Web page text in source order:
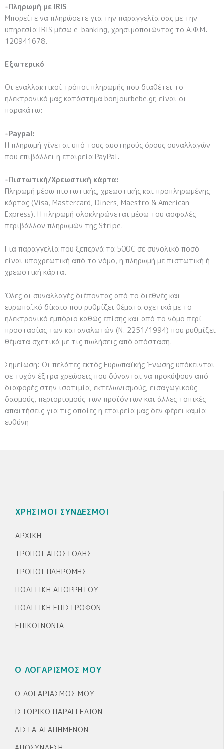
-Πληρωμή με IRIS
Μπορείτε να πληρώσετε για την παραγγελία σας με την
υπηρεσία IRIS μέσω e-banking, χρησιμοποιώντας το Α.Φ.Μ.
120941678.
Εξωτερικό
Οι εναλλακτικοί τρόποι πληρωμής που διαθέτει το
ηλεκτρονικό μας κατάστημα bonjourbebe.gr, είναι οι
παρακάτω:
-Paypal:
Η πληρωμή γίνεται υπό τους αυστηρούς όρους συναλλαγών
που επιβάλλει η εταιρεία PayPal.
-Πιστωτική/Χρεωστική κάρτα:
Πληρωμή μέσω πιστωτικής, χρεωστικής και προπληρωμένης
κάρτας (Visa, Mastercard, Diners, Maestro & American
Express). Η πληρωμή ολοκληρώνεται μέσω του ασφαλές
περιβάλλον πληρωμών της Stripe.
Για παραγγελία που ξεπερνά τα 500€ σε συνολικό ποσό
είναι υποχρεωτική από το νόμο, η πληρωμή με πιστωτική ή
χρεωστική κάρτα.
Όλες οι συναλλαγές διέποντας από το διεθνές και
ευρωπαϊκό δίκαιο που ρυθμίζει θέματα σχετικά με το
ηλεκτρονικό εμπόριο καθώς επίσης και από το νόμο περί
προστασίας των καταναλωτών (Ν. 2251/1994) που ρυθμίζει
θέματα σχετικά με τις πωλήσεις από απόσταση.
Σημείωση: Οι πελάτες εκτός Ευρωπαϊκής Ένωσης υπόκεινται
σε τυχόν έξτρα χρεώσεις που δύνανται να προκύψουν από
διαφορές στην ισοτιμία, εκτελωνισμούς, εισαγωγικούς
δασμούς, περιορισμούς των προϊόντων και άλλες τοπικές
απαιτήσεις για τις οποίες η εταιρεία μας δεν φέρει καμία
ευθύνη
ΧΡΗΣΙΜΟΙ ΣΥΝΔΕΣΜΟΙ
ΑΡΧΙΚΉ
ΤΡΌΠΟΙ ΑΠΟΣΤΟΛΉΣ
ΤΡΌΠΟΙ ΠΛΗΡΩΜΉΣ
ΠΟΛΙΤΙΚΉ ΑΠΟΡΡΉΤΟΥ
ΠΟΛΙΤΙΚΉ ΕΠΙΣΤΡΟΦΏΝ
ΕΠΙΚΟΙΝΩΝΊΑ
Ο ΛΟΓΑΡΙΣΜΟΣ ΜΟΥ
Ο ΛΟΓΑΡΙΑΣΜΌΣ ΜΟΥ
ΙΣΤΟΡΙΚΌ ΠΑΡΑΓΓΕΛΙΏΝ
ΛΊΣΤΑ ΑΓΑΠΗΜΈΝΩΝ